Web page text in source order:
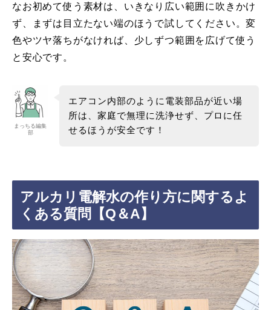
なお初めて使う素材は、いきなり広い範囲に吹きかけ
ず、まずは目立たない端のほうで試してください。変
色やツヤ落ちがなければ、少しずつ範囲を広げて使う
と安心です。
まっちる編集
部
エアコン内部のように電装部品が近い場
所は、家庭で無理に洗浄せず、プロに任
せるほうが安全です！
アルカリ電解水の作り方に関するよ
くある質問【Q＆A】